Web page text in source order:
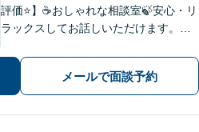
評価⭐️】☕️おしゃれな相談室🍃安心・リ
ラックスしてお話しいただけます。ネ
策を一緒に考えていきましょう！【土
曜・夜間◎】メールで面談予約